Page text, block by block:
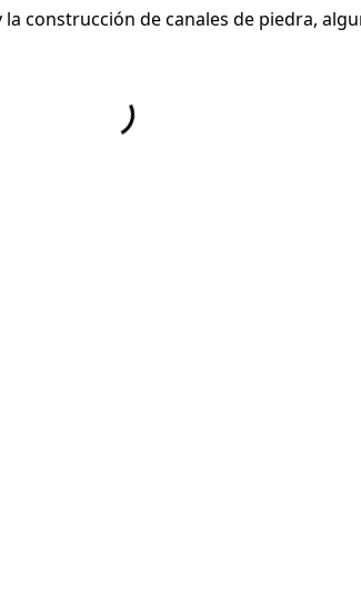
construcción de canales de piedra,